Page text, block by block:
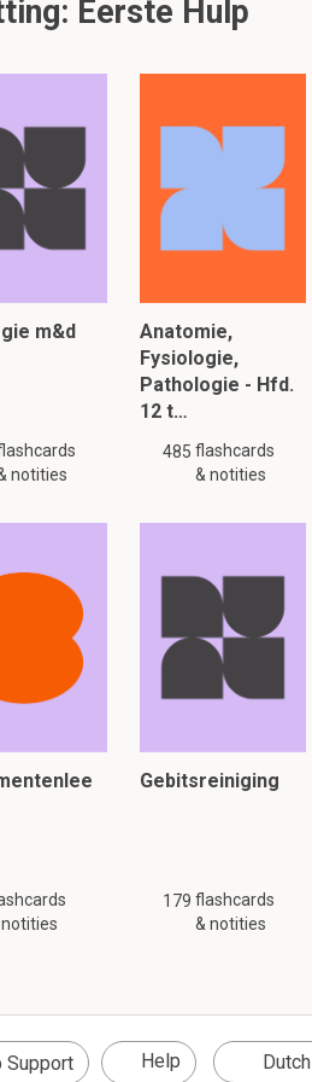
Eerste Hulp
m&d
notities
Anatomie,
Fysiologie,
Pathologie - Hfd.
12 t…
485 flashcards
& notities
Gebitsreiniging
179 flashcards
& notities
Support Help Dutch